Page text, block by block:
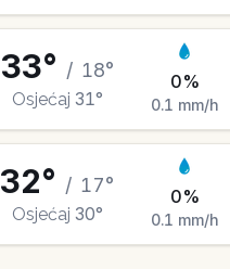
33° / 18°
Osjećaj 31°
0%
0.1 mm/h
32° / 17°
Osjećaj 30°
0%
0.1 mm/h